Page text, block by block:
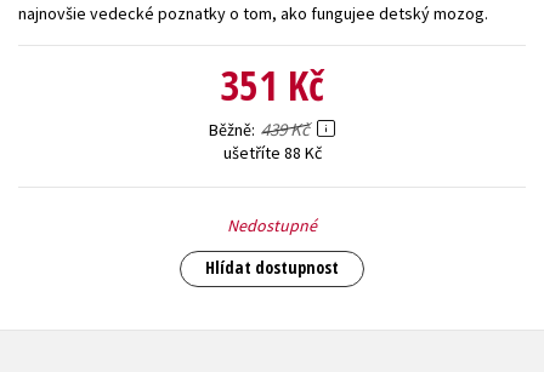
najnovšie vedecké poznatky o tom, ako fungujee detský mozog.
351 Kč
Běžně 439 Kč
ušetříte 88 Kč
Nedostupné
Hlídat dostupnost